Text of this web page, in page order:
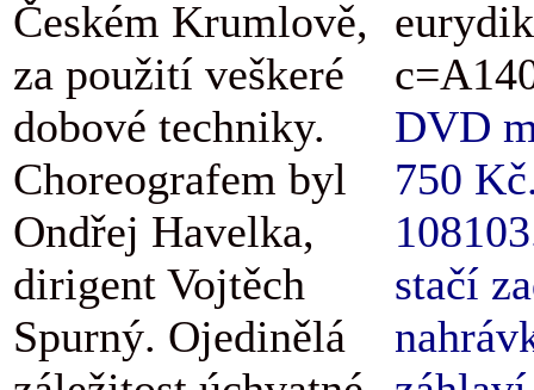
Českém Krumlově,
za použití veškeré
dobové techniky.
Choreografem byl
Ondřej Havelka,
dirigent Vojtěch
Spurný. Ojedinělá
DVD
750
stačí